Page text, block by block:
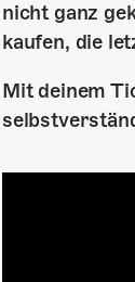
nicht ganz
kaufen, die
Mit deinem